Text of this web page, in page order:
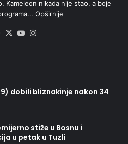
Kameleon nikada nije stao, a boje
Opširnije
Facebook
X YouTube
dobili bliznakinje nakon 34
stiže u Bosnu i
u petak u Tuzli